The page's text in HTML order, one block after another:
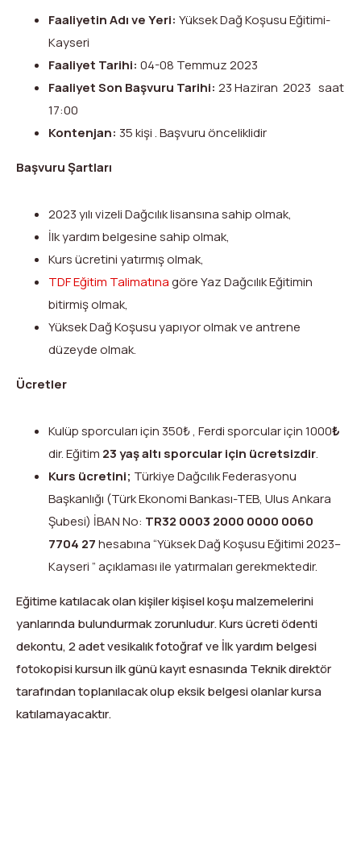
Harç ve Katılım Payları
Yayınlar
Rotalar
Arşivler
Video
2007-2016 Yılı Arşivleri
Faaliyetin Adı ve Yeri: Yüksek Dağ Koşusu Eğitimi-
Kayseri
Faaliyet Tarihi: 04-08 Temmuz 2023
Faaliyet Son Başvuru Tarihi: 23 Haziran 2023 saat
17:00
Kontenjan: 35 kişi . Başvuru önceliklidir
Başvuru Şartları
2023 yılı vizeli Dağcılık lisansına sahip olmak,
İlk yardım belgesine sahip olmak,
Kurs ücretini yatırmış olmak,
TDF Eğitim Talimatınagöre Yaz Dağcılık Eğitimin
bitirmiş olmak,
Yüksek Dağ Koşusu yapıyor olmak ve antrene
düzeyde olmak.
Ücretler
Kulüp sporcuları için 350₺ , Ferdi sporcular için 1000₺
dir. Eğitim 23 yaş altı sporcular için ücretsizdir.
Kurs ücretini; Türkiye Dağcılık Federasyonu
Başkanlığı (Türk Ekonomi Bankası-TEB, Ulus Ankara
Şubesi) İBAN No: TR32 0003 2000 0000 0060
7704 27hesabına “Yüksek Dağ Koşusu Eğitimi 2023–
Kayseri ” açıklaması ile yatırmaları gerekmektedir.
Eğitime katılacak olan kişiler kişisel koşu malzemelerini
yanlarında bulundurmak zorunludur. Kurs ücreti ödenti
dekontu, 2 adet vesikalık fotoğraf ve İlk yardım belgesi
fotokopisi kursun ilk günü kayıt esnasında Teknik direktör
tarafından toplanılacak olup eksik belgesi olanlar kursa
katılamayacaktır.